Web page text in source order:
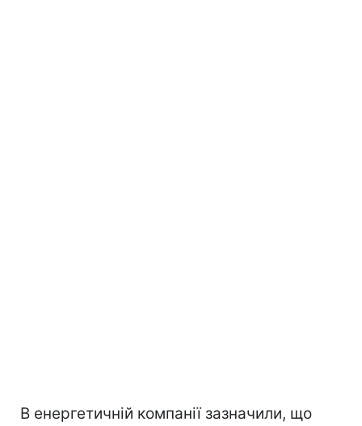
В енергетичній компанії зазначили, що